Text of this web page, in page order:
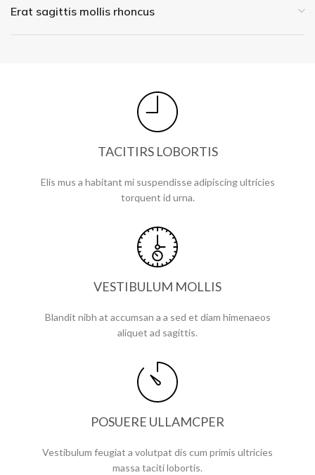
Erat sagittis mollis rhoncus
TACITIRS LOBORTIS
Elis mus a habitant mi suspendisse adipiscing ultricies
torquent id urna.
VESTIBULUM MOLLIS
Blandit nibh at accumsan a a sed et diam himenaeos
aliquet ad sagittis.
POSUERE ULLAMCPER
Vestibulum feugiat a volutpat dis cum primis ultricies
massa taciti lobortis.